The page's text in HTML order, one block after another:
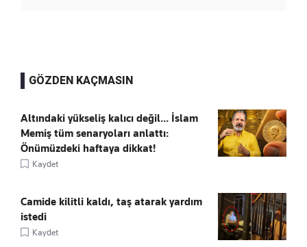
GÖZDEN KAÇMASIN
Altındaki yükseliş kalıcı değil... İslam
Memiş tüm senaryoları anlattı:
Önümüzdeki haftaya dikkat!
Kaydet
Camide kilitli kaldı, taş atarak yardım
istedi
Kaydet